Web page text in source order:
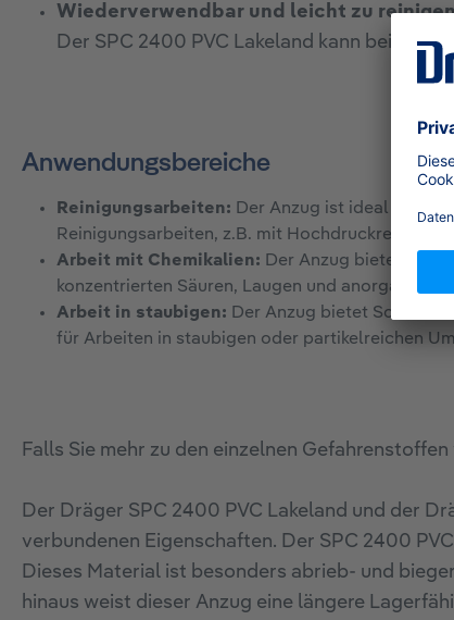
Wiederverwendbar und leicht zu
Der SPC 2400 PVC Lakeland kann bei bis
Anwendungsbereiche
Reinigungsarbeiten: Der Anzug ist ideal für
Reinigungsarbeiten, z.B. mit Hochdruckreinigern
Arbeit mit Chemikalien: Der Anzug bietet
konzentrierten Säuren, Laugen und
Arbeit in staubigen: Der Anzug bietet Schutz
für Arbeiten in staubigen oder partikelreichen
Falls Sie mehr zu den einzelnen
Der Dräger SPC 2400 PVC Lakeland und der
verbundenen Eigenschaften. Der SPC 2400
Dieses Material ist besonders abrieb- und
hinaus weist dieser Anzug eine längere